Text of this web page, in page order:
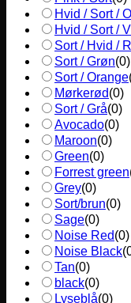
Hvid / Sort /
Hvid / Sort /
Sort / Hvid /
Sort / Grøn(0)
Sort / Orange
Mørkerød(0)
Sort / Grå(0)
Avocado(0)
Maroon(0)
Green(0)
Forrest green
Grey(0)
Sort/brun(0)
Sage(0)
Noise Red(0)
Noise Black(
Tan(0)
black(0)
Lyseblå(0)